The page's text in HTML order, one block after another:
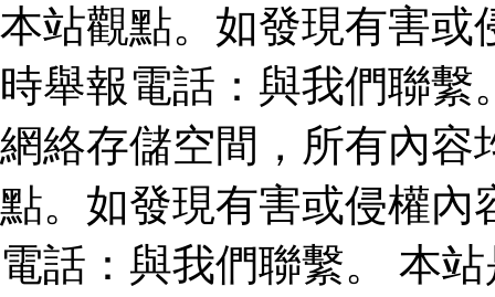
本站觀點。如發現有害或
時舉報電話：與我們聯
網絡存儲空間，所有內容
點。如發現有害或侵權內
電話：與我們聯繫。 本